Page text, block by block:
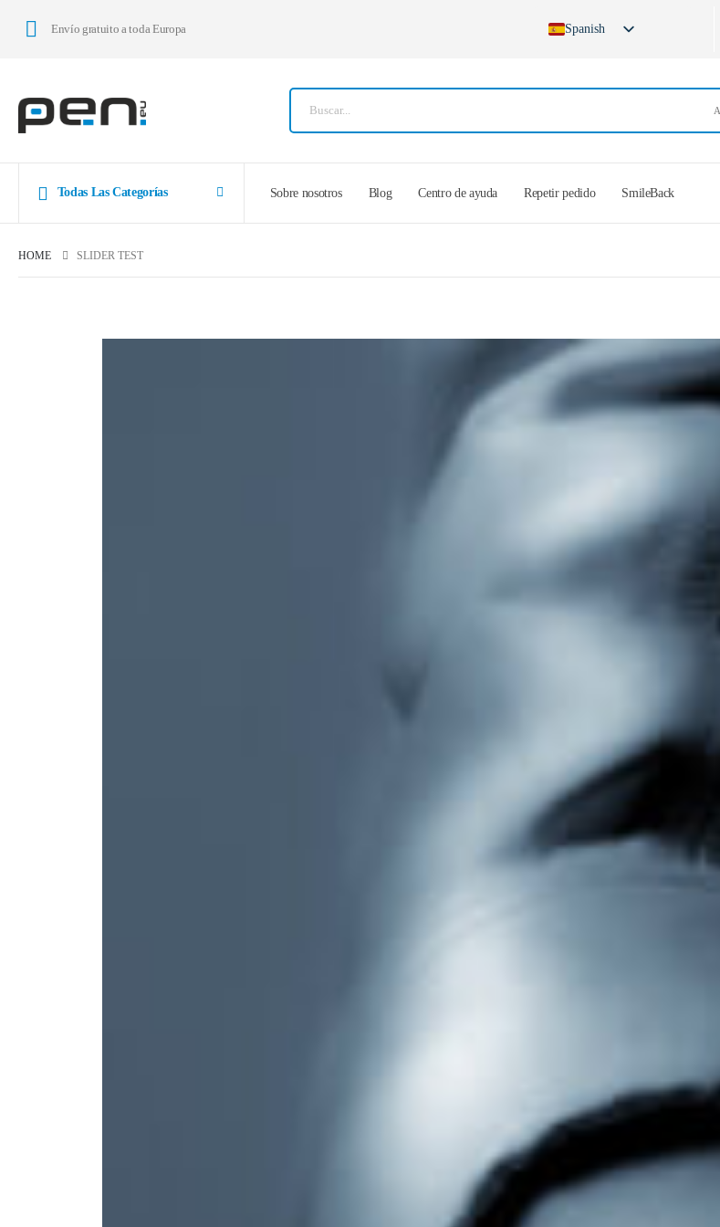
Envío gratuito a toda Europa
Spanish
French
Todas Las Categorías Sobre nosotros Blog Centro de ayuda Repetir pedido SmileBack
HOME SLIDER TEST